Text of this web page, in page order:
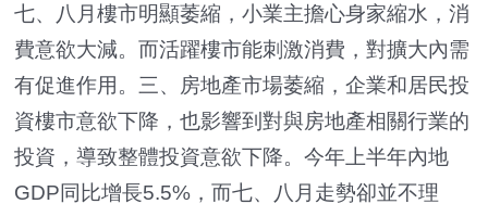
七、八月樓市明顯萎縮，小業主擔心身家縮水，消
費意欲大減。而活躍樓市能刺激消費，對擴大內需
有促進作用。三、房地產市場萎縮，企業和居民投
資樓市意欲下降，也影響到對與房地產相關行業的
投資，導致整體投資意欲下降。今年上半年內地
GDP同比增長5.5%，而七、八月走勢卻並不理